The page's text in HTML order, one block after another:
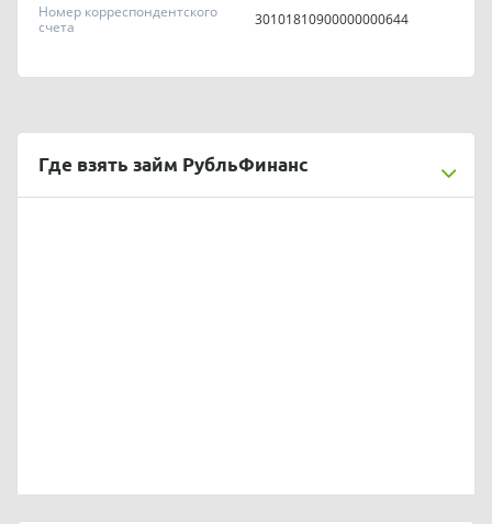
Номер корреспондентского
счета
30101810900000000644
Где взять займ РубльФинанс